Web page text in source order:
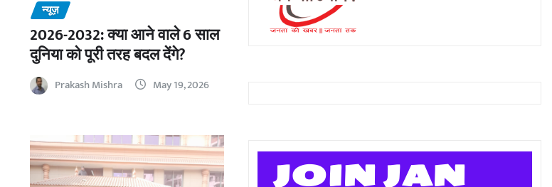
न्यूज़
2026-2032: क्या आने वाले 6 साल
दुनिया को पूरी तरह बदल देंगे?
Prakash Mishra May 19, 2026
JOIN JAN